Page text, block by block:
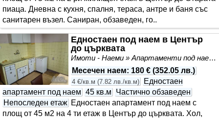
пиаца. Дневна с кухня, спалня, тераса, антре и баня със
санитарен възел. Саниран, обзаведен, го..
Едностаен под наем в Център
до църквата
Имоти - Наеми » Апартаменти под наем
Месечен наем: 180 € (352.05 лв.)
4 €/кв.м (7.82 лв./кв.м)
Едностаен
апартамент под наем 45 кв.м
Частично обзаведен
Непоследен етаж Едностаен апартамент под наем с
площ от 45 м2 на 4 ти етаж в Център до църквата. Хол,